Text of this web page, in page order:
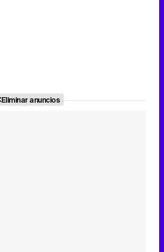
Eliminar anuncios